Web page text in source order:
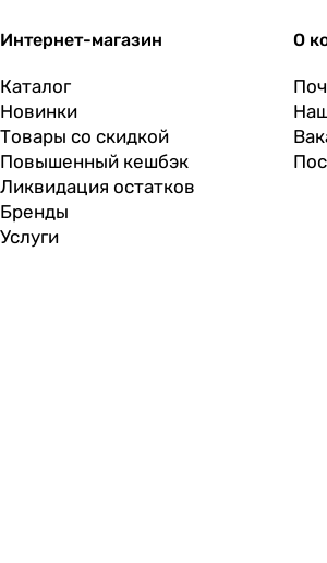
Интернет-магазин
Каталог
Новинки
Товары со скидкой
Повышенный кешбэк
Ликвидация остатков
Бренды
Услуги
О